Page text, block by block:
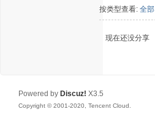
按类型查看: 全部
现在还没分享
Powered by Discuz! X3.5
Copyright © 2001-2020, Tencent Cloud.